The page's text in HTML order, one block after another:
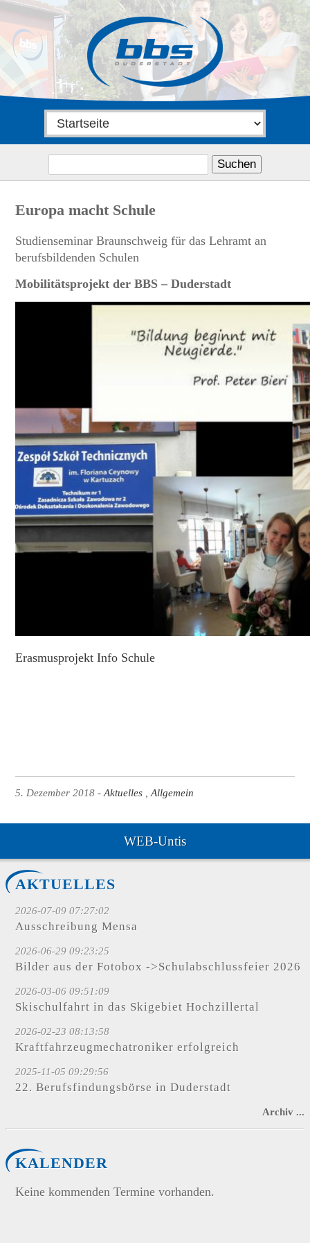
Suchen
Europa macht Schule
Studienseminar Braunschweig für das Lehramt an
berufsbildenden Schulen
Mobilitätsprojekt der BBS – Duderstadt
Erasmusprojekt Info Schule
5. Dezember 2018 Aktuelles Allgemein
WEB-Untis
AKTUELLES
2026-07-09 07:27:02
Ausschreibung Mensa
2026-06-29 09:23:25
Bilder aus der Fotobox ->Schulabschlussfeier 2026
2026-03-06 09:51:09
Skischulfahrt in das Skigebiet Hochzillertal
2026-02-23 08:13:58
Kraftfahrzeugmechatroniker erfolgreich
2025-11-05 09:29:56
22. Berufsfindungsbörse in Duderstadt
Archiv ...
KALENDER
Keine kommenden Termine vorhanden.